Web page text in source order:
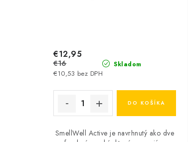
Skladom
€10,53 bez DPH
€12,95
€16
DO KOŠÍKA
SmellWell Active je navrhnutý ako dve